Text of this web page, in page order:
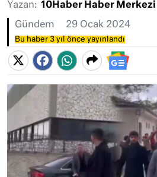
Yazan: 10Haber Haber Merkezi
Gündem 29 Ocak 2024
Bu haber 3 yıl önce yayınlandı